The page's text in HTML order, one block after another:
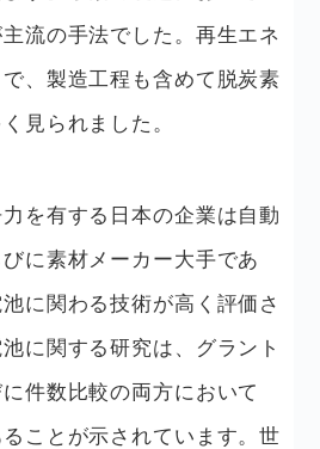
流の手法でした。再生エネ
、製造工程も含めて脱炭素
見られました。
を有する日本の企業は自動
に素材メーカー大手であ
に関わる技術が高く評価さ
に関する研究は、グラント
件数比較の両方において
ことが示されています。世